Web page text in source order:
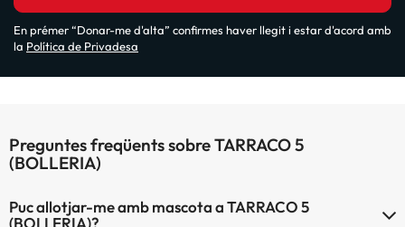
En prémer “Donar-me d'alta” confirmes haver llegit i estar d'acord amb
la Política de Privadesa
Preguntes freqüents sobre TARRACO 5
(BOLLERIA)
Puc allotjar-me amb mascota a TARRACO 5
(BOLLERIA)?